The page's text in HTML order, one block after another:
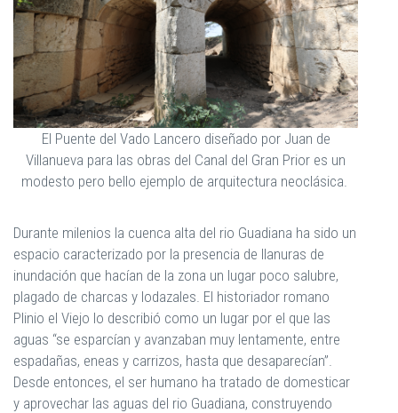
El Puente del Vado Lancero diseñado por Juan de
Villanueva para las obras del Canal del Gran Prior es un
modesto pero bello ejemplo de arquitectura neoclásica.
Durante milenios la cuenca alta del rio Guadiana ha sido un
espacio caracterizado por la presencia de llanuras de
inundación que hacían de la zona un lugar poco salubre,
plagado de charcas y lodazales. El historiador romano
Plinio el Viejo lo describió como un lugar por el que las
aguas “se esparcían y avanzaban muy lentamente, entre
espadañas, eneas y carrizos, hasta que desaparecían”.
Desde entonces, el ser humano ha tratado de domesticar
y aprovechar las aguas del rio Guadiana, construyendo